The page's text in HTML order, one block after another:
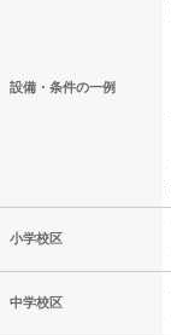
設備・条件の一例
小学校区
中学校区